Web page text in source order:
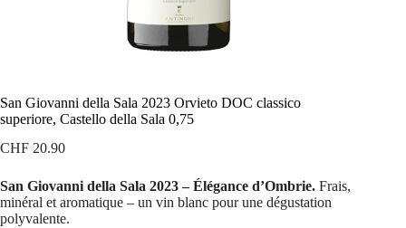
San Giovanni della Sala 2023 Orvieto DOC classico
superiore, Castello della Sala 0,75
CHF 20.90
San Giovanni della Sala 2023 – Élégance d’Ombrie. Frais,
minéral et aromatique – un vin blanc pour une dégustation
polyvalente.